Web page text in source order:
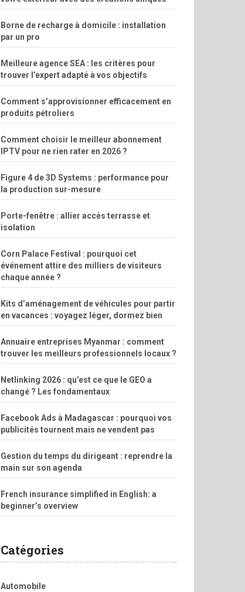
Borne de recharge à domicile : installation
par un pro
Meilleure agence SEA : les critères pour
trouver l’expert adapté à vos objectifs
Comment s’approvisionner efficacement en
produits pétroliers
Comment choisir le meilleur abonnement
IPTV pour ne rien rater en 2026 ?
Figure 4 de 3D Systems : performance pour
la production sur-mesure
Porte-fenêtre : allier accès terrasse et
isolation
Corn Palace Festival : pourquoi cet
événement attire des milliers de visiteurs
chaque année ?
Kits d’aménagement de véhicules pour partir
en vacances : voyagez léger, dormez bien
Annuaire entreprises Myanmar : comment
trouver les meilleurs professionnels locaux ?
Netlinking 2026 : qu’est ce que le GEO a
changé ? Les fondamentaux
Facebook Ads à Madagascar : pourquoi vos
publicités tournent mais ne vendent pas
Gestion du temps du dirigeant : reprendre la
main sur son agenda
French insurance simplified in English: a
beginner’s overview
Catégories
Automobile